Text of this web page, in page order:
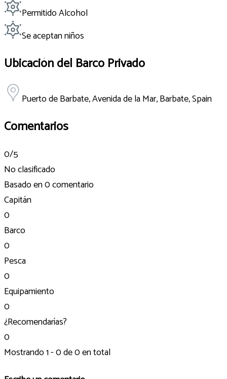
Permitido Alcohol
Se aceptan niños
Ubicación del Barco Privado
Puerto de Barbate, Avenida de la Mar, Barbate, Spain
Comentarios
0/5
No clasificado
Basado en0 comentario
Capitán
0
Barco
0
Pesca
0
Equipamiento
0
¿Recomendarías?
0
Mostrando 1 - 0 de 0 en total